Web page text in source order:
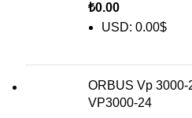
₺0.00
USD: 0.00$
ORBUS Vp 3000-
VP3000-24